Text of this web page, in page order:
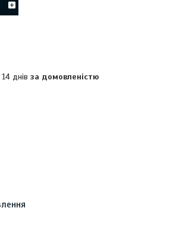
14 днівза домовленістю